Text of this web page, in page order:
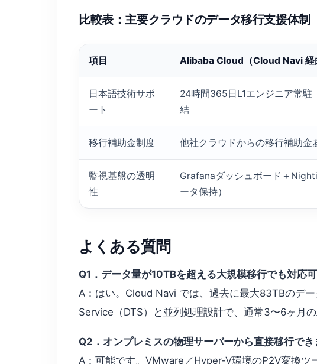
比較表：主要クラウドのデータ移行支援体制
項目 Alibaba Cloud（Cloud Navi 経
日本語技術サポ
ート
24時間365日L1エンジニア常
結
移行補助金制度 他社クラウドからの移行補助金
監視基盤の透明
性
Grafanaダッシュボード＋
ータ保持）
よくある質問
Q1．データ量が10TBを超える大規模移行でも対応
A：はい。Cloud Navi では、過去に最大83TBのデ
Service（DTS）と並列処理設計で、通常3〜6ヶ月
Q2．オンプレミスの物理サーバーから直接移行でき
A：可能です。VMware／Hyper-V環境のP2V変換